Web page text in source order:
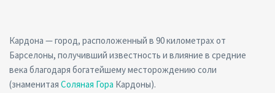
Кардона — город, расположенный в 90 километрах от
Барселоны, получивший известность и влияние в средние
века благодаря богатейшему месторождению соли
(знаменитая Соляная Гора Кардоны).